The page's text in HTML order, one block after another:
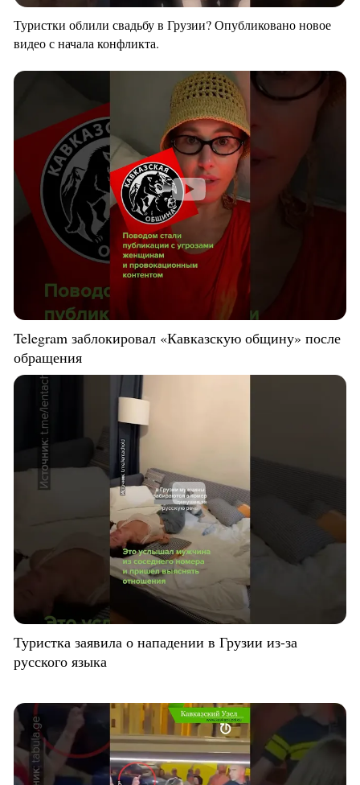
Туристки облили свадьбу в Грузии? Опубликовано новое
видео с начала конфликта.
Telegram заблокировал «Кавказскую общину» после
обращения
Туристка заявила о нападении в Грузии из-за
русского языка